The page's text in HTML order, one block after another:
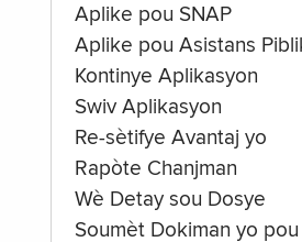
Aplike pou SNAP
Aplike pou Asistans
Kontinye Aplikasyon
Swiv Aplikasyon
Re-sètifye Avantaj yo
Rapòte Chanjman
Wè Detay sou Dosye
Soumèt Dokiman yo